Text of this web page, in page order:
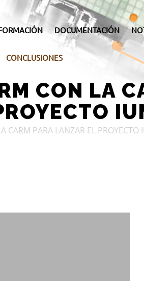
DOCUMENTACIÓN
CONCLUSIONES
CON LA
CARM PARA LANZAR EL PROYECTO